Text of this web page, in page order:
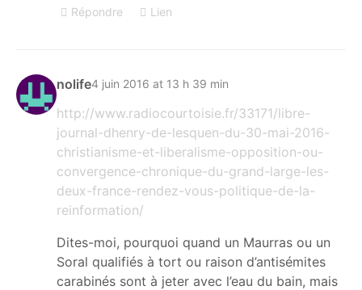
Répondre Lien
nolife4 juin 2016 at 13 h 39 min
http://www.radiocourtoisie.fr/33171/libre-
journal-dhenry-de-lesquen-du-30-mai-2016-
christianisme-et-liberalisme-opposition-ou-
convergence-chronique-du-grand-large-les-
deux-france-rendez-vous-politique-de-la-
reinformation/
Dites-moi, pourquoi quand un Maurras ou un
Soral qualifiés à tort ou raison d’antisémites
carabinés sont à jeter avec l’eau du bain, mais